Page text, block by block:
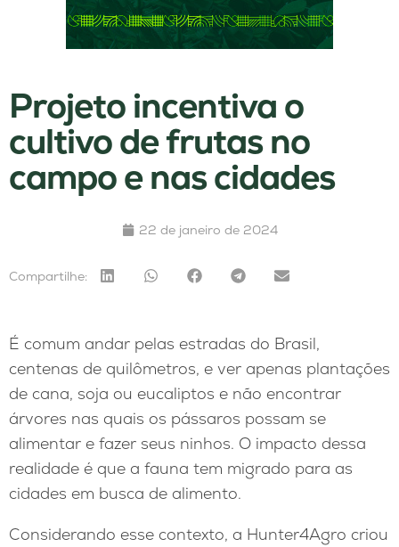
Projeto incentiva o
cultivo de frutas no
campo e nas cidades
22 de janeiro de 2024
Compartilhe:
É comum andar pelas estradas do Brasil,
centenas de quilômetros, e ver apenas plantações
de cana, soja ou eucaliptos e não encontrar
árvores nas quais os pássaros possam se
alimentar e fazer seus ninhos. O impacto dessa
realidade é que a fauna tem migrado para as
cidades em busca de alimento.
Considerando esse contexto, a Hunter4Agro criou